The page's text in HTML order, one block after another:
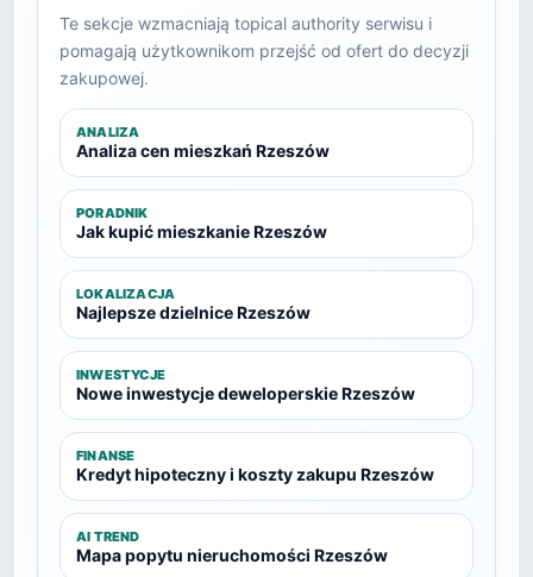
Te sekcje wzmacniają topical authority serwisu i
pomagają użytkownikom przejść od ofert do decyzji
zakupowej.
ANALIZA
Analiza cen mieszkań Rzeszów
PORADNIK
Jak kupić mieszkanie Rzeszów
LOKALIZACJA
Najlepsze dzielnice Rzeszów
INWESTYCJE
Nowe inwestycje deweloperskie Rzeszów
FINANSE
Kredyt hipoteczny i koszty zakupu Rzeszów
AI TREND
Mapa popytu nieruchomości Rzeszów